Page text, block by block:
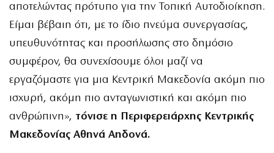
αποτελώντας πρότυπο για την Τοπική Αυτοδιοίκηση.
Είμαι βέβαιη ότι, με το ίδιο πνεύμα συνεργασίας,
υπευθυνότητας και προσήλωσης στο δημόσιο
συμφέρον, θα συνεχίσουμε όλοι μαζί να
εργαζόμαστε για μια Κεντρική Μακεδονία ακόμη πιο
ισχυρή, ακόμη πιο ανταγωνιστική και ακόμη πιο
ανθρώπινη», τόνισε η Περιφερειάρχης Κεντρικής
Μακεδονίας Αθηνά Αηδονά.